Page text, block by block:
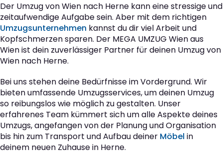
Der Umzug von Wien nach Herne kann eine stressige und
zeitaufwendige Aufgabe sein. Aber mit dem richtigen
Umzugsunternehmen kannst du dir viel Arbeit und
Kopfschmerzen sparen. Der MEGA UMZUG Wien aus
Wien ist dein zuverlässiger Partner für deinen Umzug von
Wien nach Herne.
Bei uns stehen deine Bedürfnisse im Vordergrund. Wir
bieten umfassende Umzugsservices, um deinen Umzug
so reibungslos wie möglich zu gestalten. Unser
erfahrenes Team kümmert sich um alle Aspekte deines
Umzugs, angefangen von der Planung und Organisation
bis hin zum Transport und Aufbau deiner Möbel in
deinem neuen Zuhause in Herne.